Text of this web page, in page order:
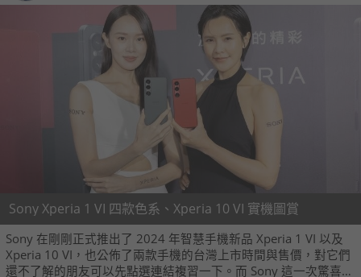
Sony Xperia 1 VI 四款色系、Xperia 10 VI 實機圖賞
Sony 在剛剛正式推出了 2024 年智慧手機新品 Xperia 1 VI 以及
Xperia 10 VI，也公佈了兩款手機的台灣上市時間與售價，對它們
還不了解的朋友可以先點選連結複習一下。而 Sony 這一次驚喜公